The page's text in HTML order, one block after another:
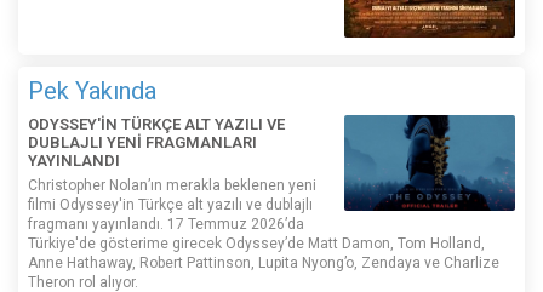
Pek Yakında
ODYSSEY'İN TÜRKÇE ALT YAZILI VE
DUBLAJLI YENİ FRAGMANLARI
YAYINLANDI
Christopher Nolan’ın merakla beklenen yeni
filmi Odyssey'in Türkçe alt yazılı ve dublajlı
fragmanı yayınlandı. 17 Temmuz 2026’da
Türkiye'de gösterime girecek Odyssey’de Matt Damon, Tom Holland,
Anne Hathaway, Robert Pattinson, Lupita Nyong’o, Zendaya ve Charlize
Theron rol alıyor.